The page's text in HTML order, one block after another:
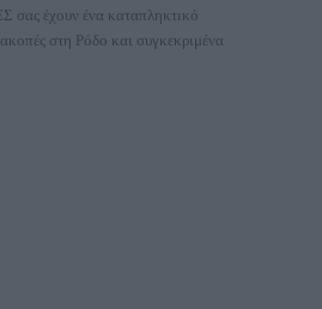
έχουν ένα καταπληκτικό
στη Ρόδο και συγκεκριμένα